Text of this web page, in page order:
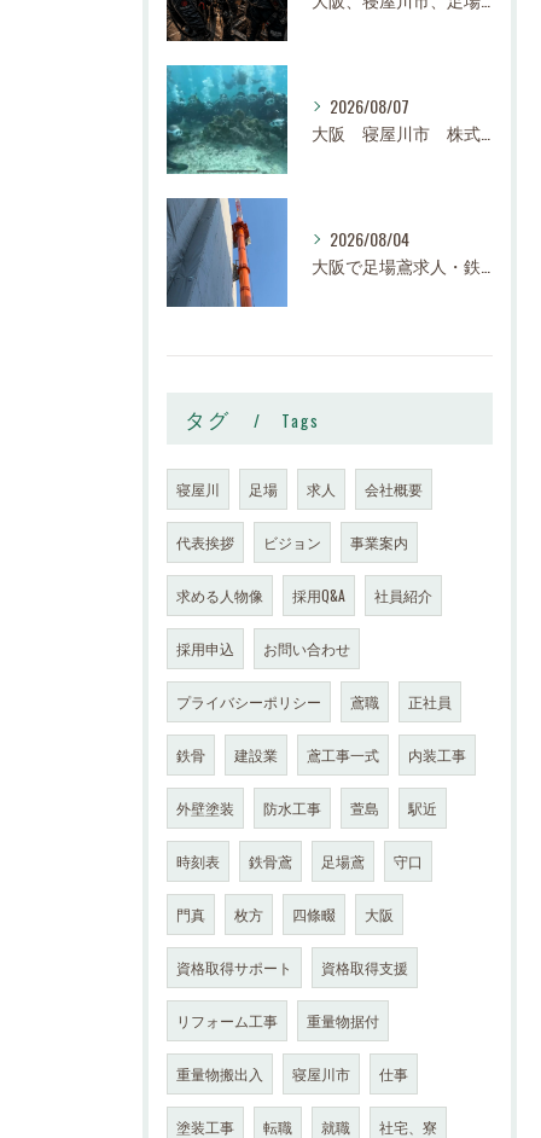
2026/08/07
2026/08/04
タグ Tags
寝屋川 足場 求人 会社概要
代表挨拶 ビジョン 事業案内
求める人物像 採用Q&A 社員紹介
採用申込 お問い合わせ
プライバシーポリシー 鳶職 正社員
鉄骨 建設業 鳶工事一式 内装工事
外壁塗装 防水工事 萱島 駅近
時刻表 鉄骨鳶 足場鳶 守口
門真 枚方 四條畷 大阪
資格取得サポート 資格取得支援
リフォーム工事 重量物据付
重量物搬出入 寝屋川市 仕事
塗装工事 転職 就職 社宅、寮